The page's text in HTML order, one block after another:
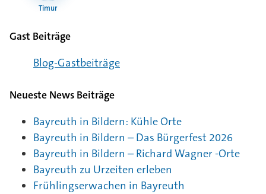
Timur
Gast Beiträge
Blog-Gast­bei­träge
Neueste News Beiträge
Bayreuth in Bildern: Kühle Orte
Bayreuth in Bildern – Das Bürgerfest 2026
Bayreuth in Bildern – Richard Wagner -Orte
Bayreuth zu Urzeiten erleben
Frühlingserwachen in Bayreuth